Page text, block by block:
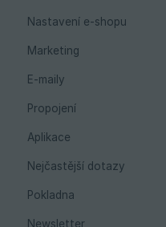
Nastavení e-shopu
Marketing
E-maily
Propojení
Aplikace
Nejčastější dotazy
Pokladna
Newsletter